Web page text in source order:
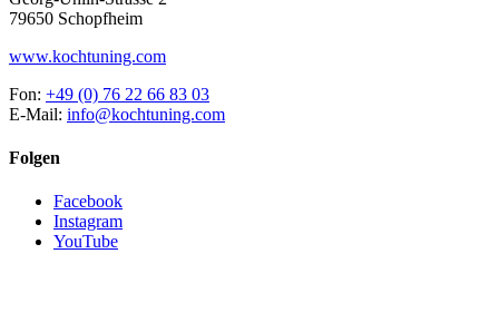
79650 Schopfheim
www.kochtuning.com
Fon: +49 (0) 76 22 66 83 03
E-Mail: info@kochtuning.com
Folgen
Facebook
Instagram
YouTube